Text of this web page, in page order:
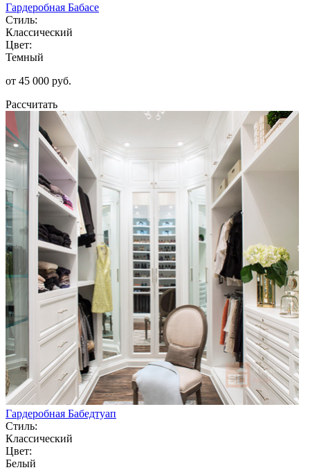
Гардеробная Бабасе
Стиль:
Классический
Цвет:
Темный
от 45 000 руб.
Рассчитать
Гардеробная Бабедтуап
Стиль:
Классический
Цвет:
Белый